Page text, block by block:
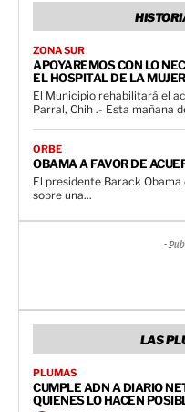
ZONA SUR
APOYAREMOS CON LO
EL HOSPITAL DE LA
El Municipio rehabilitará el
Parral, Chih .- Esta mañana
ORBE
OBAMA A FAVOR DE
El presidente Barack
sobre una...
-
LAS
PLUMAS
CUMPLE ADN A DIARIO
QUIENES LO HACEN